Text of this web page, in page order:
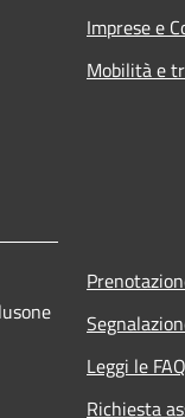
Imprese e
Mobilità e
Leggi le FAQ
Richiesta